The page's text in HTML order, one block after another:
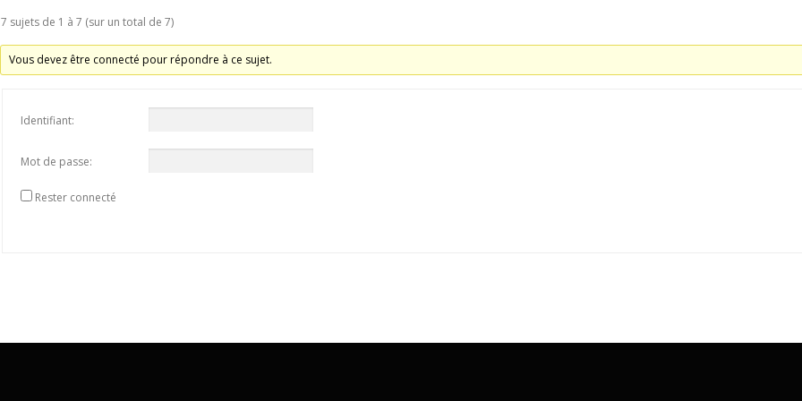
7 sujets de 1 à 7 (sur un total de 7)
Vous devez être connecté pour répondre à ce sujet.
Identifiant:
Mot de passe:
Rester connecté